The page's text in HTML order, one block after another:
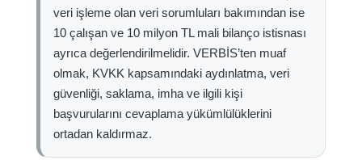
veri işleme olan veri sorumluları bakımından ise
10 çalışan ve 10 milyon TL mali bilanço istisnası
ayrıca değerlendirilmelidir. VERBİS’ten muaf
olmak, KVKK kapsamındaki aydınlatma, veri
güvenliği, saklama, imha ve ilgili kişi
başvurularını cevaplama yükümlülüklerini
ortadan kaldırmaz.